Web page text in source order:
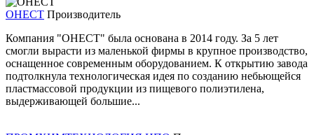
ОНЕСТ Производитель
Компания "ОНЕСТ" была основана в 2014 году. За 5 лет
смогли вырасти из маленькой фирмы в крупное производство,
оснащенное современным оборудованием. К открытию завода
подтолкнула технологическая идея по созданию небьющейся
пластмассовой продукции из пищевого полиэтилена,
выдерживающей большие...